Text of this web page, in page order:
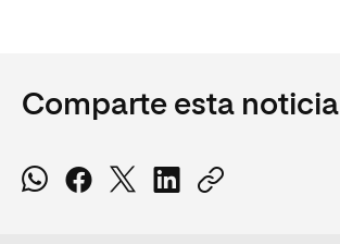
Comparte esta noticia